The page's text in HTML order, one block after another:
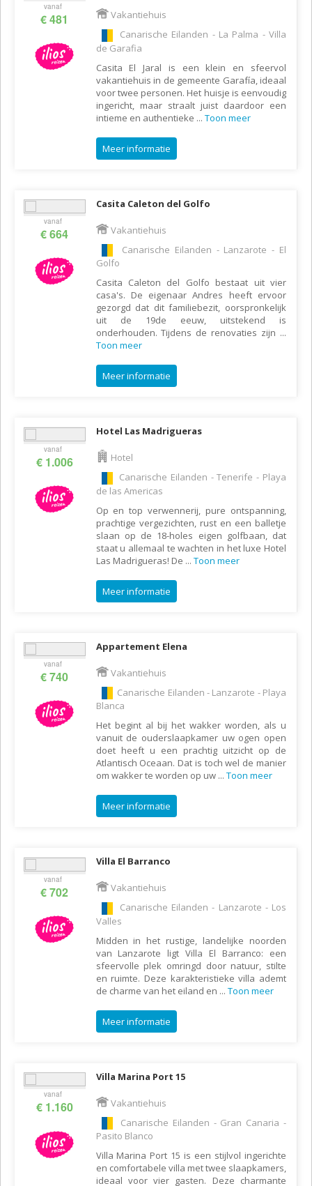
vanaf
€ 481
Vakantiehuis
Canarische Eilanden - La Palma - Villa
de Garafia
Casita El Jaral is een klein en sfeervol
vakantiehuis in de gemeente Garafía, ideaal
voor twee personen. Het huisje is eenvoudig
ingericht, maar straalt juist daardoor een
intieme en authentieke ... Toon meer
Meer informatie
vanaf
€ 664
Casita Caleton del Golfo
Vakantiehuis
Canarische Eilanden - Lanzarote - El
Golfo
Casita Caleton del Golfo bestaat uit vier
casa's. De eigenaar Andres heeft ervoor
gezorgd dat dit familiebezit, oorspronkelijk
uit de 19de eeuw, uitstekend is
onderhouden. Tijdens de renovaties zijn ...
Toon meer
Meer informatie
vanaf
€ 1.006
Hotel Las Madrigueras
Hotel
Canarische Eilanden - Tenerife - Playa
de las Americas
Op en top verwennerij, pure ontspanning,
prachtige vergezichten, rust en een balletje
slaan op de 18-holes eigen golfbaan, dat
staat u allemaal te wachten in het luxe Hotel
Las Madrigueras! De ... Toon meer
Meer informatie
vanaf
€ 740
Appartement Elena
Vakantiehuis
Canarische Eilanden - Lanzarote - Playa
Blanca
Het begint al bij het wakker worden, als u
vanuit de ouderslaapkamer uw ogen open
doet heeft u een prachtig uitzicht op de
Atlantisch Oceaan. Dat is toch wel de manier
om wakker te worden op uw ... Toon meer
Meer informatie
vanaf
€ 702
Villa El Barranco
Vakantiehuis
Canarische Eilanden - Lanzarote - Los
Valles
Midden in het rustige, landelijke noorden
van Lanzarote ligt Villa El Barranco: een
sfeervolle plek omringd door natuur, stilte
en ruimte. Deze karakteristieke villa ademt
de charme van het eiland en ... Toon meer
Meer informatie
vanaf
€ 1.160
Villa Marina Port 15
Vakantiehuis
Canarische Eilanden - Gran Canaria -
Pasito Blanco
Villa Marina Port 15 is een stijlvol ingerichte
en comfortabele villa met twee slaapkamers,
ideaal voor vier gasten. Deze charmante